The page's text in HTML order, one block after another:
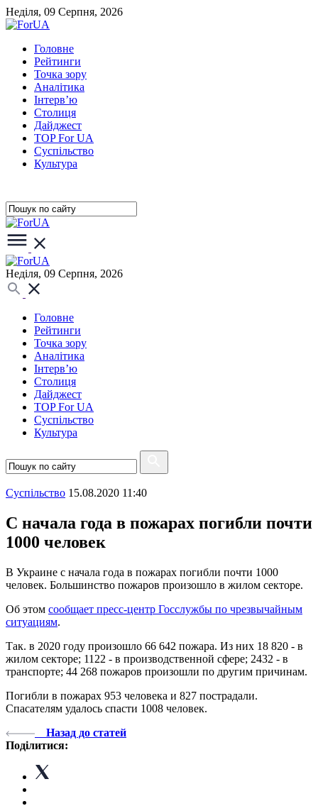
Неділя, 09 Серпня, 2026
Головне
Рейтинги
Точка зору
Аналітика
Інтерв’ю
Столиця
Дайджест
TOP For UA
Суспiльство
Культура
Неділя, 09 Серпня, 2026
Головне
Рейтинги
Точка зору
Аналітика
Інтерв’ю
Столиця
Дайджест
TOP For UA
Суспiльство
Культура
Суспiльство 15.08.2020 11:40
С начала года в пожарах погибли почти
1000 человек
В Украине с начала года в пожарах погибли почти 1000
человек. Большинство пожаров произошло в жилом секторе.
Об этом сообщает пресс-центр Госслужбы по чрезвычайным
ситуациям.
Так. в 2020 году произошло 66 642 пожара. Из них 18 820 - в
жилом секторе; 1122 - в производственной сфере; 2432 - в
транспорте; 44 268 пожаров произошли по другим причинам.
Погибли в пожарах 953 человека и 827 пострадали.
Спасателям удалось спасти 1008 человек.
Назад до статей
Поділитися: